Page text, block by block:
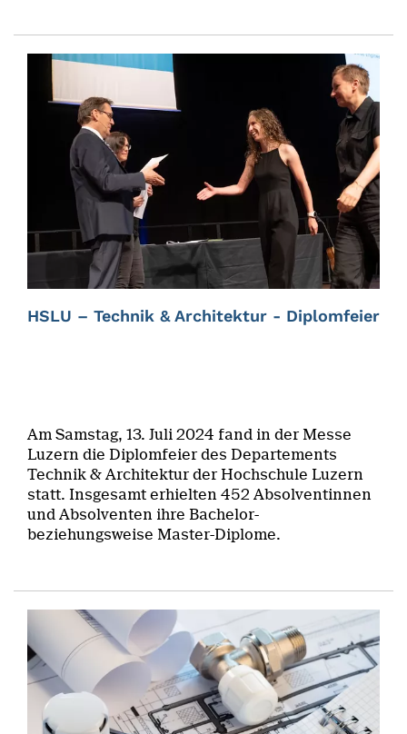
HSLU – Technik & Architektur - Diplomfeier
Am Samstag, 13. Juli 2024 fand in der Messe
Luzern die Diplomfeier des Departements
Technik & Architektur der Hochschule Luzern
statt. Insgesamt erhielten 452 Absolventinnen
und Absolventen ihre Bachelor-
beziehungsweise Master-Diplome.